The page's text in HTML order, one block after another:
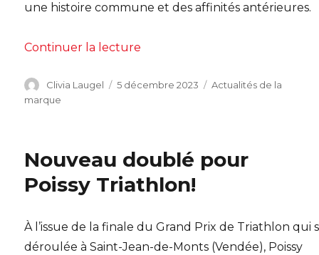
une histoire commune et des affinités antérieures.
Continuer la lecture
Auteur
Clivia Laugel
Publié
5 décembre 2023 Catégories
Actualités de la
marque
Nouveau doublé pour
Poissy Triathlon!
À l’issue de la finale du Grand Prix de Triathlon qui
déroulée à Saint-Jean-de-Monts (Vendée), Poissy